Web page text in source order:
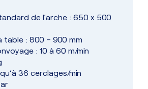
de l’arche : 650 x 500
table : 800 – 900 mm
: 10 à 60 m/min
36 cerclages/min